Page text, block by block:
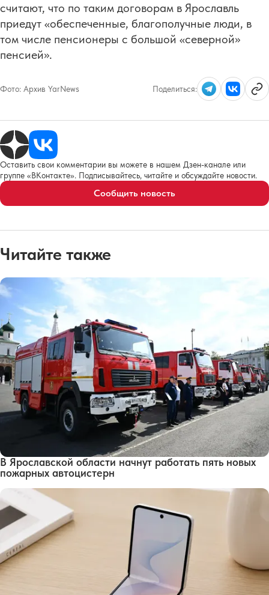
считают, что по таким договорам в Ярославль
приедут «обеспеченные, благополучные люди, в
том числе пенсионеры с большой «северной»
пенсией».
Фото: Архив YarNews Поделиться:
Оставить свои комментарии вы можете в нашем Дзен-канале или
группе «ВКонтакте». Подписывайтесь, читайте и обсуждайте новости.
Сообщить новость
Читайте также
В Ярославской области начнут работать пять новых
пожарных автоцистерн